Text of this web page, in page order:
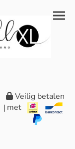
|
Veilig betalen
met